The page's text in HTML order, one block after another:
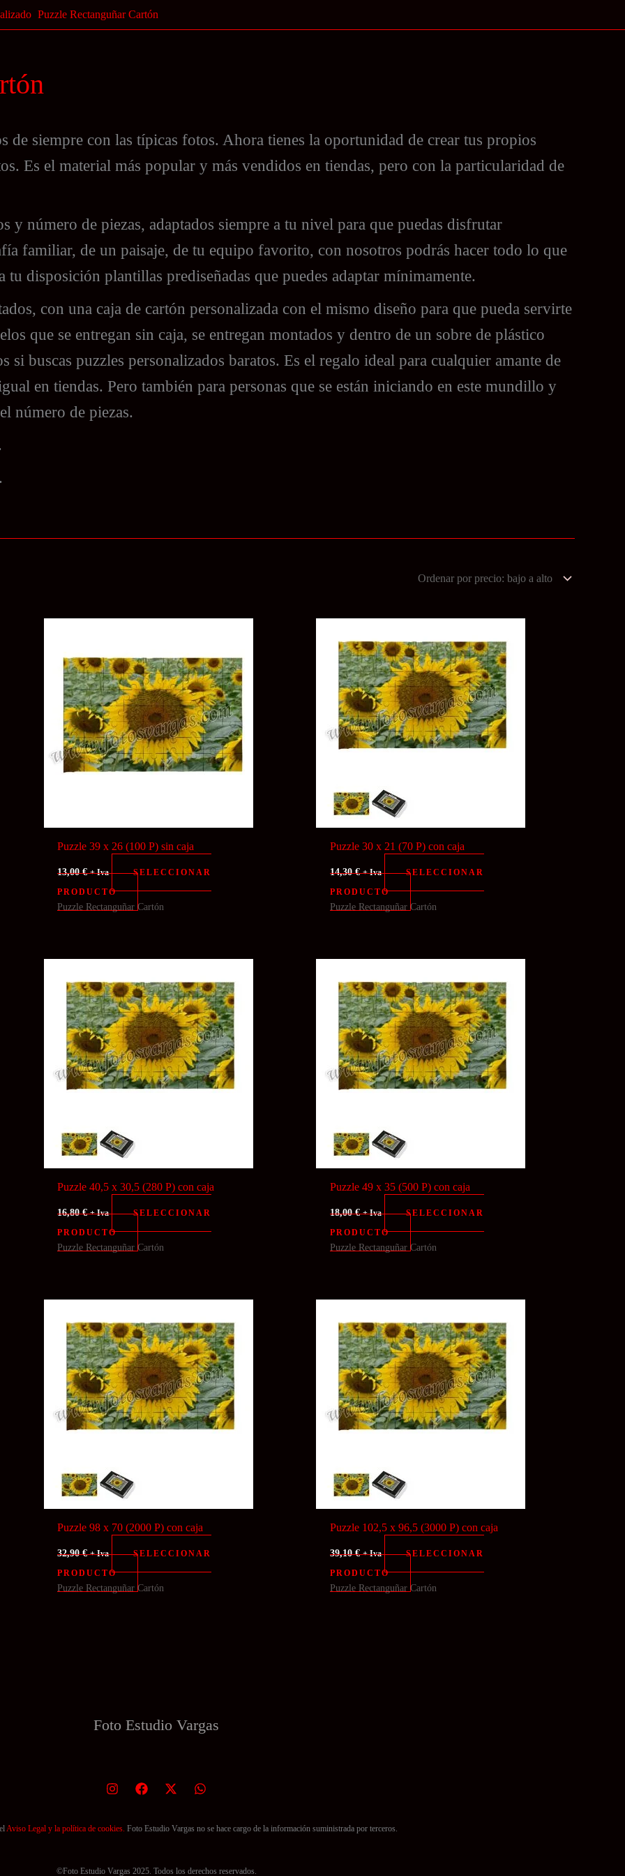
Puzzle Rectanguñar Cartón
de siempre con las típicas fotos. Ahora tienes la oportunidad de crear tus propios
Es el material más popular y más vendidos en tiendas, pero con la particularidad de
y número de piezas, adaptados siempre a tu nivel para que puedas disfrutar
familiar, de un paisaje, de tu equipo favorito, con nosotros podrás hacer todo lo que
tu disposición plantillas prediseñadas que puedes adaptar mínimamente.
con una caja de cartón personalizada con el mismo diseño para que pueda servirte
que se entregan sin caja, se entregan montados y dentro de un sobre de plástico
si buscas puzzles personalizados baratos. Es el regalo ideal para cualquier amante de
en tiendas. Pero también para personas que se están iniciando en este mundillo y
número de piezas.
Puzzle 39 x 26 (100 P) sin caja
13,00€ + Iva
SELECCIONAR
PRODUCTO
Puzzle Rectanguñar Cartón
Puzzle 30 x 21 (70 P) con caja
14,30€ + Iva
SELECCIONAR
PRODUCTO
Puzzle Rectanguñar Cartón
Puzzle 40,5 x 30,5 (280 P) con caja
16,80€ + Iva
SELECCIONAR
PRODUCTO
Puzzle Rectanguñar Cartón
Puzzle 49 x 35 (500 P) con caja
18,00€ + Iva
SELECCIONAR
PRODUCTO
Puzzle Rectanguñar Cartón
Puzzle 98 x 70 (2000 P) con caja
32,90€ + Iva
SELECCIONAR
PRODUCTO
Puzzle Rectanguñar Cartón
Puzzle 102,5 x 96,5 (3000 P) con caja
39,10€ + Iva
SELECCIONAR
PRODUCTO
Puzzle Rectanguñar Cartón
Foto Estudio Vargas
Aviso Legal y la política de cookies. Foto Estudio Vargas no se hace cargo de la información suministrada por terceros.
©Foto Estudio Vargas 2025. Todos los derechos reservados.